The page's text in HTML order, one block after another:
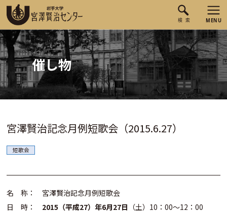
催し物
宮澤賢治記念月例短歌会（2015.6.27）
短歌会
名 称： 宮澤賢治記念月例短歌会
日 時： 2015（平成27）年6月27日 （土）10：00～12：00